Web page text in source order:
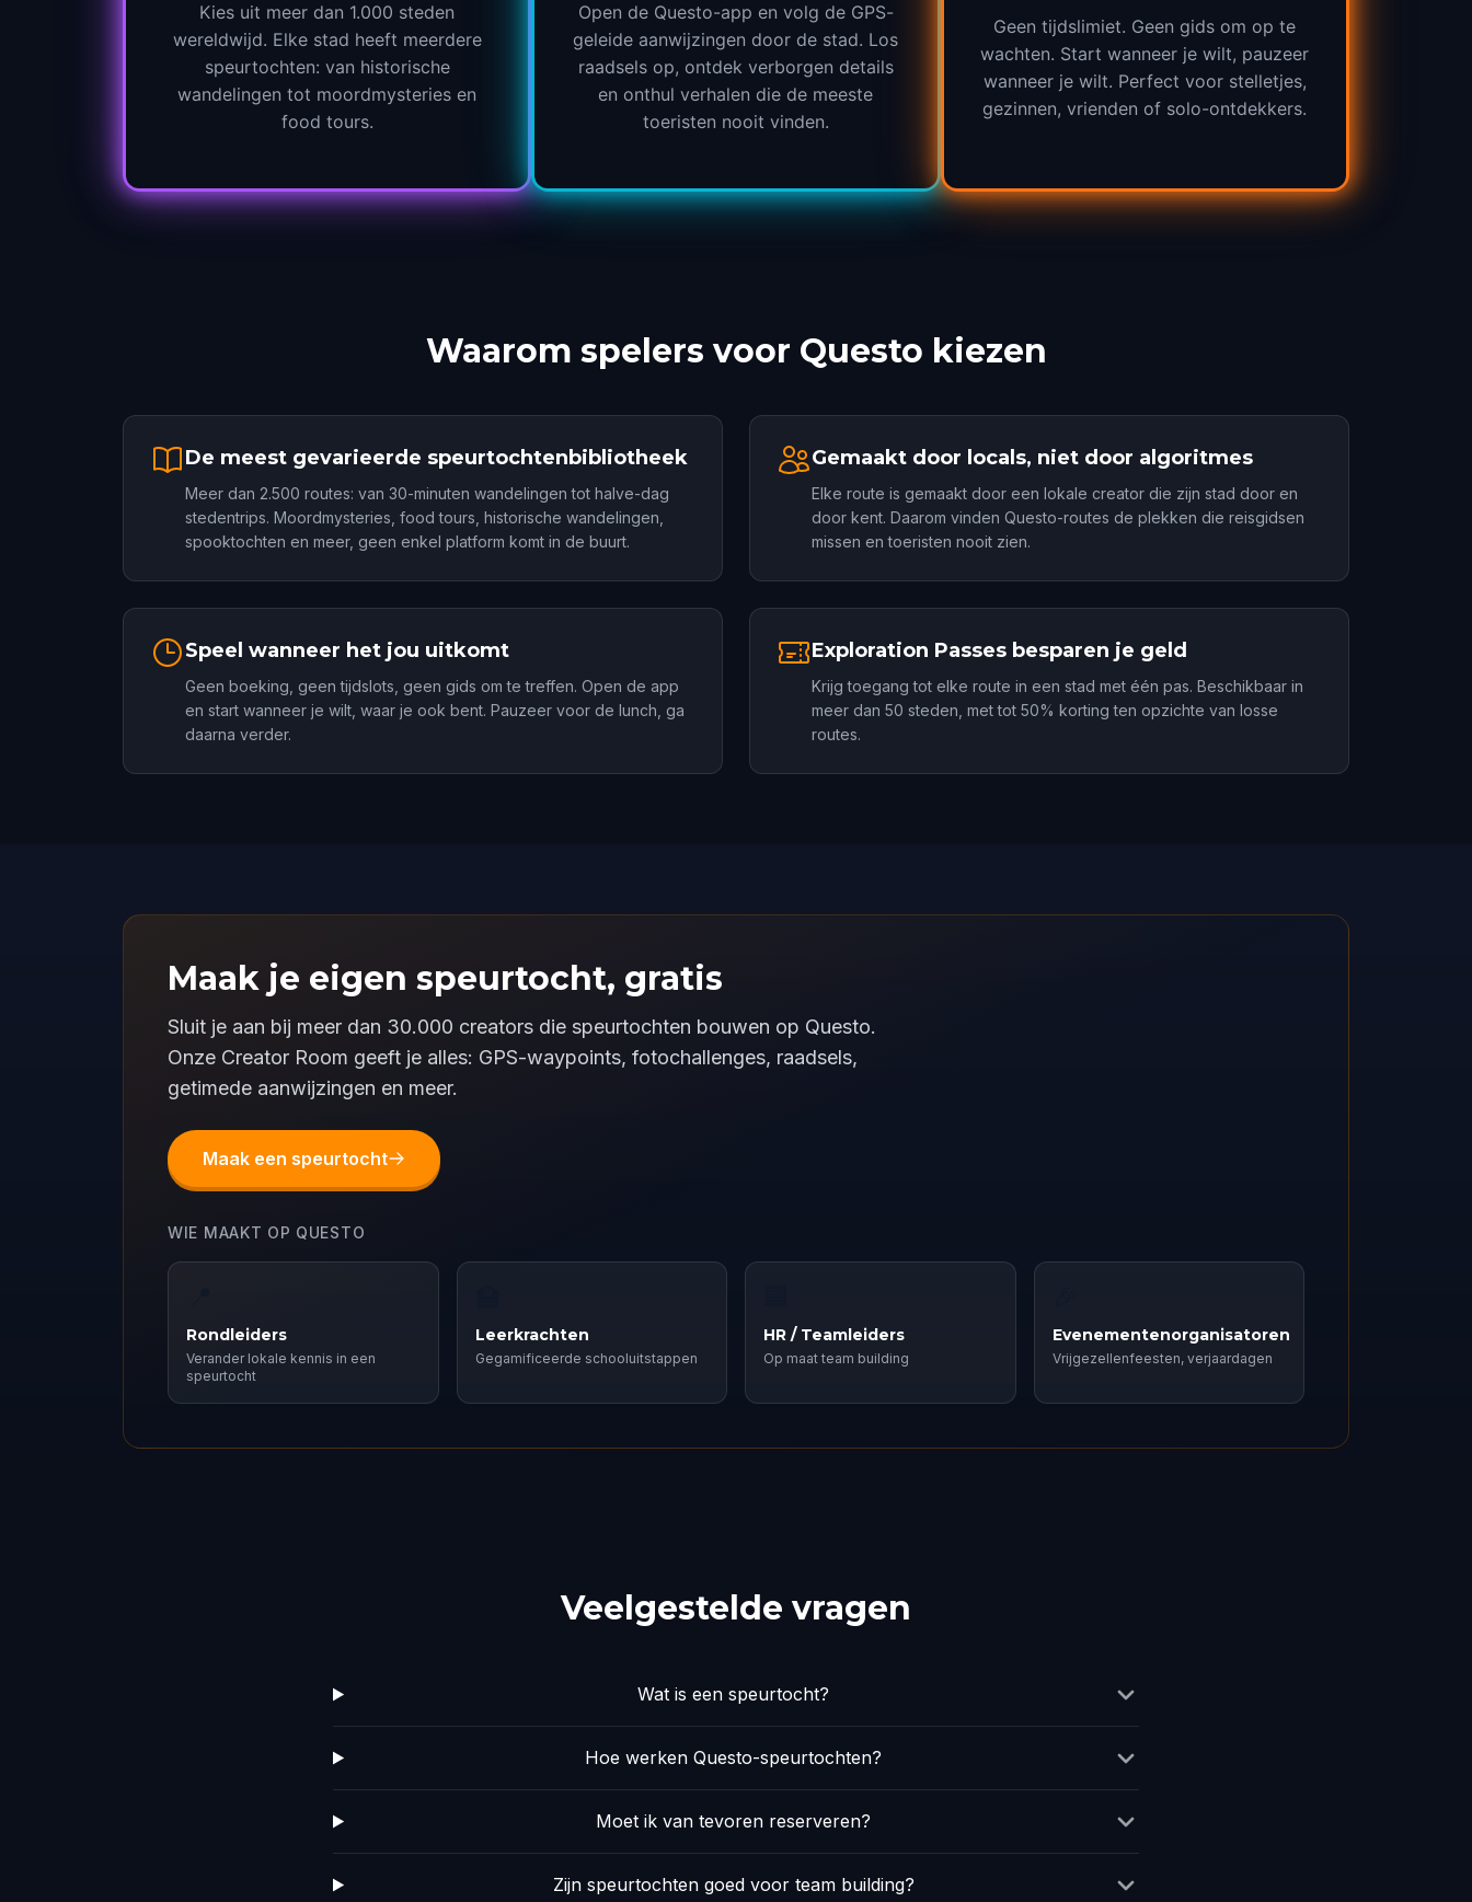
Kies uit meer dan 1.000 steden
wereldwijd. Elke stad heeft meerdere
speurtochten: van historische
wandelingen tot moordmysteries en
food tours.
Open de Questo-app en volg de GPS-
geleide aanwijzingen door de stad. Los
raadsels op, ontdek verborgen details
en onthul verhalen die de meeste
toeristen nooit vinden.
Geen tijdslimiet. Geen gids om op te
wachten. Start wanneer je wilt, pauzeer
wanneer je wilt. Perfect voor stelletjes,
gezinnen, vrienden of solo-ontdekkers.
Waarom spelers voor Questo kiezen
De meest gevarieerde speurtochtenbibliotheek
Meer dan 2.500 routes: van 30-minuten wandelingen tot halve-dag
stedentrips. Moordmysteries, food tours, historische wandelingen,
spooktochten en meer, geen enkel platform komt in de buurt.
Gemaakt door locals, niet door algoritmes
Elke route is gemaakt door een lokale creator die zijn stad door en
door kent. Daarom vinden Questo-routes de plekken die reisgidsen
missen en toeristen nooit zien.
Speel wanneer het jou uitkomt
Geen boeking, geen tijdslots, geen gids om te treffen. Open de app
en start wanneer je wilt, waar je ook bent. Pauzeer voor de lunch, ga
daarna verder.
Exploration Passes besparen je geld
Krijg toegang tot elke route in een stad met één pas. Beschikbaar in
meer dan 50 steden, met tot 50% korting ten opzichte van losse
routes.
Maak je eigen speurtocht, gratis
Sluit je aan bij meer dan 30.000 creators die speurtochten bouwen op Questo.
Onze Creator Room geeft je alles: GPS-waypoints, fotochallenges, raadsels,
getimede aanwijzingen en meer.
Maak een speurtocht
WIE MAAKT OP QUESTO
Rondleiders
Verander lokale kennis in een
speurtocht
Leerkrachten
Gegamificeerde schooluitstappen
HR / Teamleiders
Op maat team building
Evenementenorganisatoren
Vrijgezellenfeesten, verjaardagen
Veelgestelde vragen
Wat is een speurtocht?
Hoe werken Questo-speurtochten?
Moet ik van tevoren reserveren?
Zijn speurtochten goed voor team building?